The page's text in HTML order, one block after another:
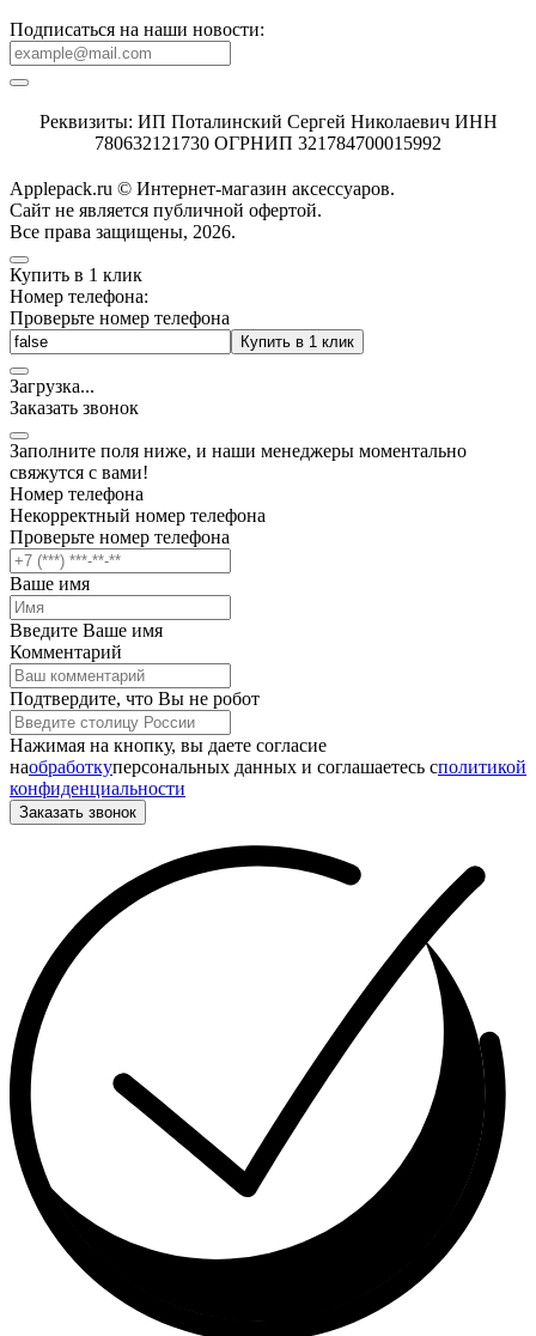
Подписаться на наши новости:
Реквизиты: ИП Поталинский Сергей Николаевич ИНН
780632121730 ОГРНИП 321784700015992
Applepack.ru © Интернет-магазин аксессуаров.
Cайт не является публичной офертой.
Все права защищены, 2026.
Купить в 1 клик
Номер телефона:
Проверьте номер телефона
Купить в 1 клик
Загрузка...
Заказать звонок
Заполните поля ниже, и наши менеджеры моментально
свяжутся с вами!
Номер телефона
Некорректный номер телефона
Проверьте номер телефона
Ваше имя
Введите Ваше имя
Комментарий
Подтвердите, что Вы не робот
Нажимая на кнопку, вы даете согласие
наобработкуперсональных данных и соглашаетесь cполитикой
конфиденциальности
Заказать звонок